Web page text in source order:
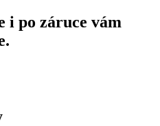
i po záruce vám